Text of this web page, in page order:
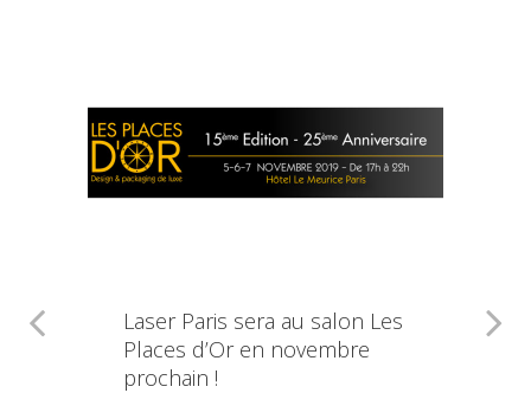
Laser Paris sera au salon Les
Places d’Or en novembre
prochain !